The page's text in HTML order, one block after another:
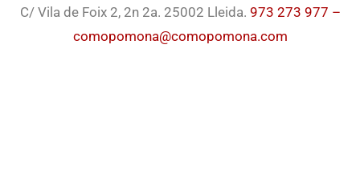
C/ Vila de Foix 2, 2n 2a. 25002 Lleida. 973 273 977 –
comopomona@comopomona.com